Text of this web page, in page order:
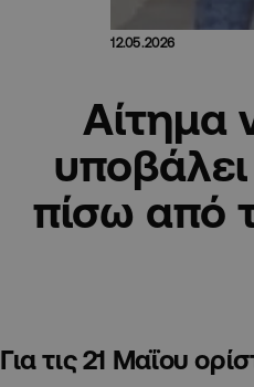
12.05.2026
Αίτημα
πίσω από
Για τις 21 Μαΐου